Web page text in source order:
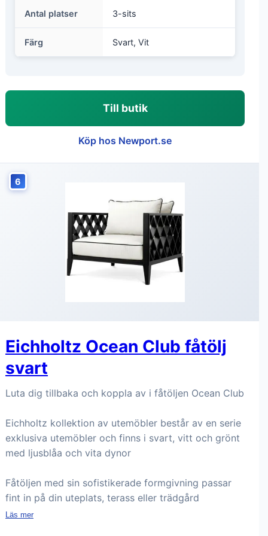
Antal platser 3-sits
Färg Svart, Vit
Till butik
Köp hos Newport.se
6
Eichholtz Ocean Club fåtölj
svart
Luta dig tillbaka och koppla av i fåtöljen Ocean Club
Eichholtz kollektion av utemöbler består av en serie
exklusiva utemöbler och finns i svart, vitt och grönt
med ljusblåa och vita dynor
Fåtöljen med sin sofistikerade formgivning passar
fint in på din uteplats, terass eller trädgård
Läs mer